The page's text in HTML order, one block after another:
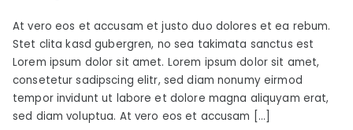
2
5
,
2
0
1
i
m
b
o
l
i
c
a
At vero eos et accusam et justo duo dolores et ea rebum.
Stet clita kasd gubergren, no sea takimata sanctus est
Lorem ipsum dolor sit amet. Lorem ipsum dolor sit amet,
consetetur sadipscing elitr, sed diam nonumy eirmod
tempor invidunt ut labore et dolore magna aliquyam erat,
sed diam voluptua. At vero eos et accusam […]